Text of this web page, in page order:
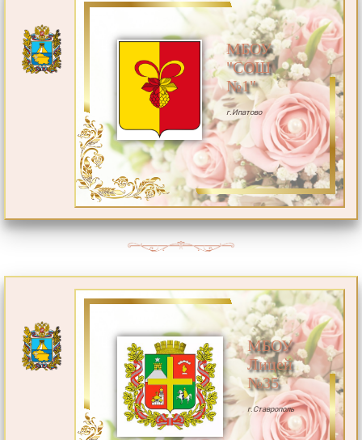
МБОУ
"СОШ
№1"
г.Ипатово
МБОУ
Лицей
№35
г.Ставрополь